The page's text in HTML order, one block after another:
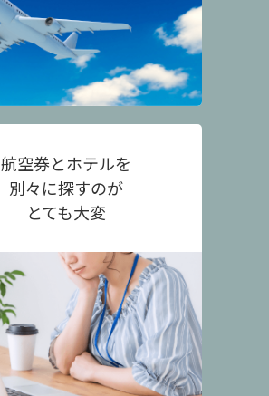
航空券とホテルを
別々に探すのが
とても大変